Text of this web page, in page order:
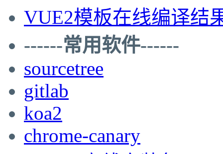
VUE2模板在线编译结
------常用软件------
sourcetree
gitlab
koa2
chrome-canary